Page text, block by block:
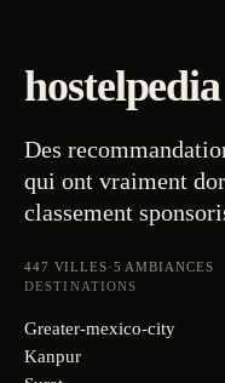
hostelpedia
Des
qui ont vraiment
classement
447 VILLES·5 AMBIANCES
DESTINATIONS
Greater-mexico-city
Kanpur